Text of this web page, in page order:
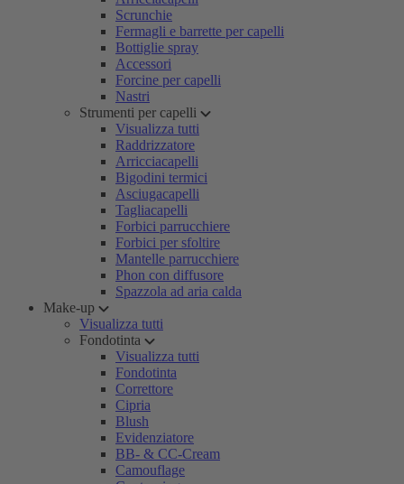
Scrunchie
Fermagli e barrette per capelli
Bottiglie spray
Accessori
Forcine per capelli
Nastri
Strumenti per capelli
Visualizza tutti
Raddrizzatore
Arricciacapelli
Bigodini termici
Asciugacapelli
Tagliacapelli
Forbici parrucchiere
Forbici per sfoltire
Mantelle parrucchiere
Phon con diffusore
Spazzola ad aria calda
Make-up
Visualizza tutti
Fondotinta
Visualizza tutti
Fondotinta
Correttore
Cipria
Blush
Evidenziatore
BB- & CC-Cream
Camouflage